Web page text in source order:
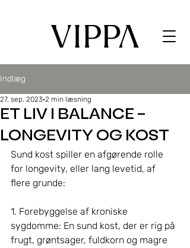
Indlæg
ET LIV I BALANCE –
LONGEVITY OG KOST
27. sep. 2023 2 min læsning
Sund kost spiller en afgørende rolle
for longevity, eller lang levetid, af
flere grunde:
1. Forebyggelse af kroniske
sygdomme: En sund kost, der er rig på
frugt, grøntsager, fuldkorn og magre